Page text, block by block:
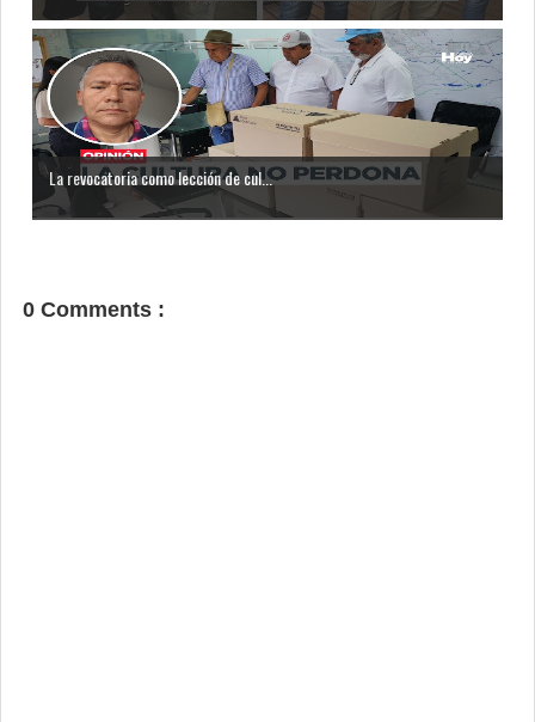
La revocatoria como lección de cul...
0 Comments :